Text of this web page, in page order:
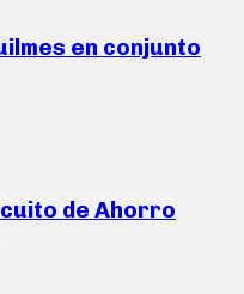
en conjunto
de Ahorro